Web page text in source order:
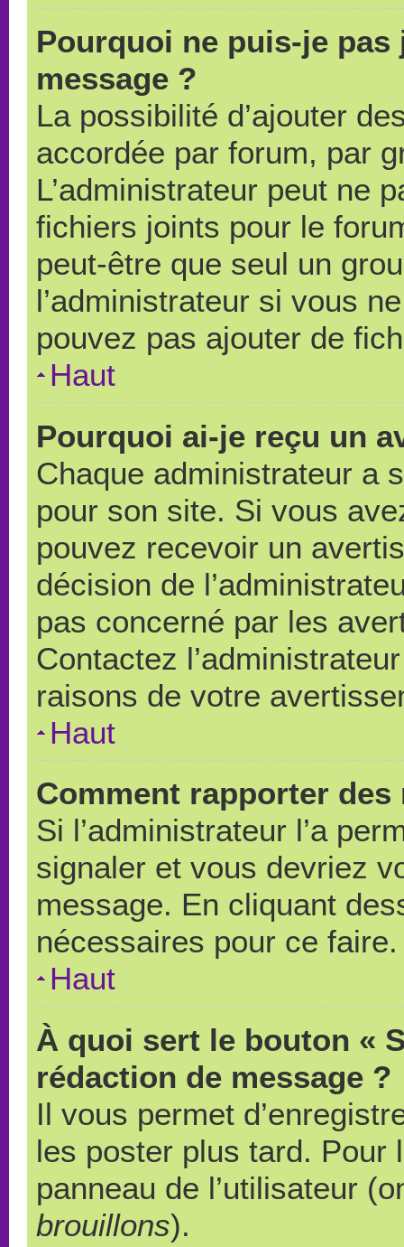
Pourquoi ne puis-je
message ?
La possibilité d’ajouter
accordée par forum, par
L’administrateur peut ne
fichiers joints pour le
peut-être que seul un
l’administrateur si vous
pouvez pas ajouter de
Haut
Pourquoi ai-je reçu un
Chaque administrateur a
pour son site. Si vous
pouvez recevoir un
décision de
pas concerné par les
Contactez
raisons de votre
Haut
Comment rapporter
Si l’administrateur l’a
signaler et vous devriez
message. En cliquant
nécessaires pour ce faire.
Haut
À quoi sert le bouton «
rédaction de message ?
Il vous permet
les poster plus tard. Pour
panneau de l’utilisateur
brouillons).